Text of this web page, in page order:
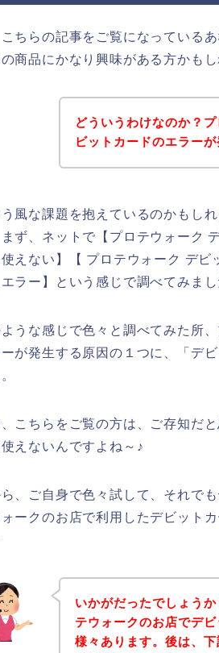
ちらの記事をご覧になっている
商品にかなり興味がある方かも
どういうわけなのか？
ビットカードのエラー
う風な課題を抱えているのかもし
ず、ネットで【プロテウォーク
えない】【 プロテウォーク デ
ラー】という感じで調べてみまし
うな感じで色々と調べてみた所
が発生する原因の１つに、「デ
こちらをご覧の方は、ご存知だ
えないんですよね～♪
、ご自身で色々試して、それで
ークのお店で利用したデビット
いかがだったでしょう
テウォークのお店でデ
様々あります。後は、